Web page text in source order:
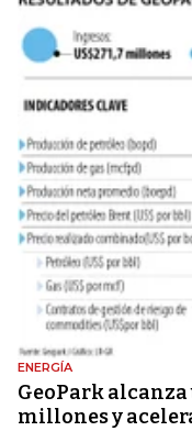
ENERGÍA
GeoPark
millones y